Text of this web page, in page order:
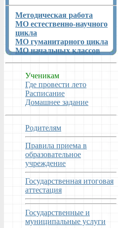
Методическая работа
МО естественно-научного
цикла
МО гуманитарного цикла
МО начальных классов
Ученикам
Где провести лето
Расписание
Домашнее задание
Родителям
Правила приема в
образовательное
учреждение
Государственная итоговая
аттестация
Государственные и
муниципальные услуги